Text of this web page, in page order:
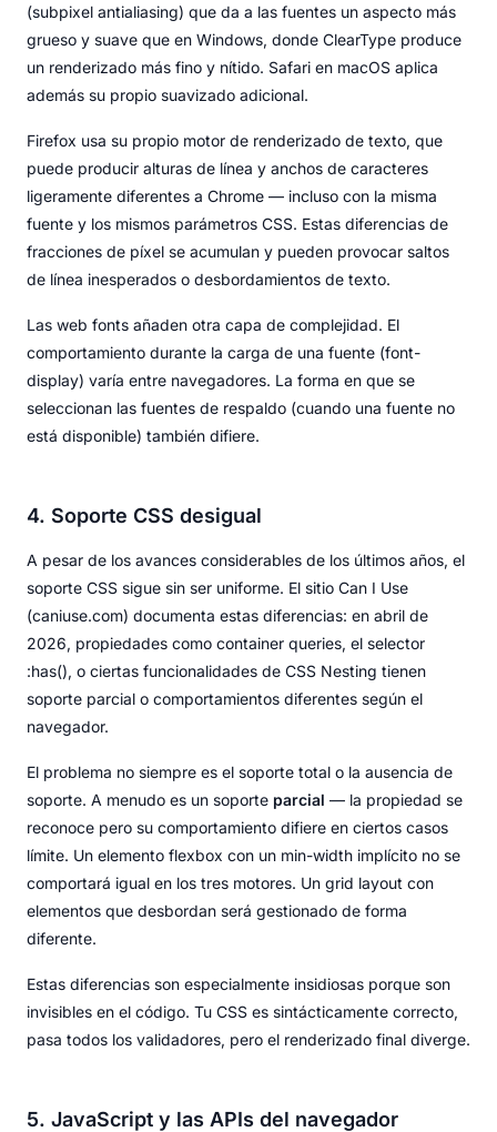
(subpixel antialiasing) que da a las fuentes un aspecto más
grueso y suave que en Windows, donde ClearType produce
un renderizado más fino y nítido. Safari en macOS aplica
además su propio suavizado adicional.
Firefox usa su propio motor de renderizado de texto, que
puede producir alturas de línea y anchos de caracteres
ligeramente diferentes a Chrome — incluso con la misma
fuente y los mismos parámetros CSS. Estas diferencias de
fracciones de píxel se acumulan y pueden provocar saltos
de línea inesperados o desbordamientos de texto.
Las web fonts añaden otra capa de complejidad. El
comportamiento durante la carga de una fuente (font-
display) varía entre navegadores. La forma en que se
seleccionan las fuentes de respaldo (cuando una fuente no
está disponible) también difiere.
4. Soporte CSS desigual
A pesar de los avances considerables de los últimos años, el
soporte CSS sigue sin ser uniforme. El sitio Can I Use
(caniuse.com) documenta estas diferencias: en abril de
2026, propiedades como container queries, el selector
:has(), o ciertas funcionalidades de CSS Nesting tienen
soporte parcial o comportamientos diferentes según el
navegador.
El problema no siempre es el soporte total o la ausencia de
soporte. A menudo es un soporte parcial — la propiedad se
reconoce pero su comportamiento difiere en ciertos casos
límite. Un elemento flexbox con un min-width implícito no se
comportará igual en los tres motores. Un grid layout con
elementos que desbordan será gestionado de forma
diferente.
Estas diferencias son especialmente insidiosas porque son
invisibles en el código. Tu CSS es sintácticamente correcto,
pasa todos los validadores, pero el renderizado final diverge.
5. JavaScript y las APIs del navegador